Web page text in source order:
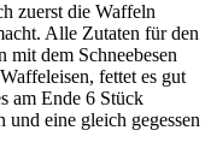
zuerst die Waffeln
Alle Zutaten für den
mit dem Schneebesen
fettet es gut
am Ende 6 Stück
eine gleich gegessen